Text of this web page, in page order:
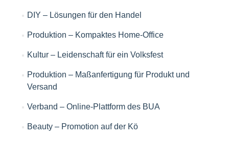
DIY – Lösungen für den Handel
Produktion – Kompaktes Home-Office
Kultur – Leidenschaft für ein Volksfest
Produktion – Maßanfertigung für Produkt und
Versand
Verband – Online-Plattform des BUA
Beauty – Promotion auf der Kö